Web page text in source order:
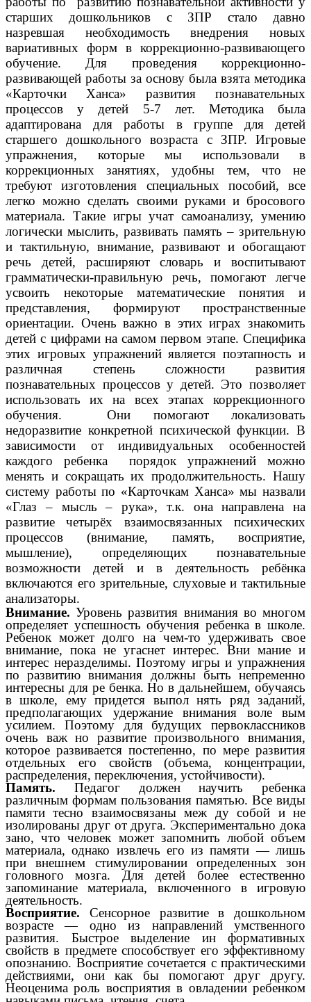
старших дошкольников с ЗПР стало давно
назревшая необходимость внедрения новых
вариативных форм в коррекционно-развивающего
обучение. Для проведения коррекционно-
развивающей работы за основу была взята методика
«Карточки Ханса» развития познавательных
процессов у детей 5-7 лет. Методика была
адаптирована для работы в группе для детей
старшего дошкольного возраста с ЗПР. Игровые
упражнения, которые мы использовали в
коррекционных занятиях, удобны тем, что не
требуют изготовления специальных пособий, все
легко можно сделать своими руками и бросового
материала. Такие игры учат самоанализу, умению
логически мыслить, развивать память – зрительную
и тактильную, внимание, развивают и обогащают
речь детей, расширяют словарь и воспитывают
грамматически-правильную речь, помогают легче
усвоить некоторые математические понятия и
представления, формируют пространственные
ориентации. Очень важно в этих играх знакомить
детей с цифрами на самом первом этапе. Специфика
этих игровых упражнений является поэтапность и
различная степень сложности развития
познавательных процессов у детей. Это позволяет
использовать их на всех этапах коррекционного
обучения. Они помогают локализовать
недоразвитие конкретной психической функции. В
зависимости от индивидуальных особенностей
каждого ребенка порядок упражнений можно
менять и сокращать их продолжительность. Нашу
систему работы по «Карточкам Ханса» мы назвали
«Глаз – мысль – рука», т.к. она направлена на
развитие четырёх взаимосвязанных психических
процессов (внимание, память, восприятие,
мышление), определяющих познавательные
возможности детей и в деятельность ребёнка
включаются его зрительные, слуховые и тактильные
анализаторы.
Внимание.Уровень развития внимания во многом
определяет успешность обучения ребенка в школе.
Ребенок может долго на чем-то удерживать свое
внимание, пока не угаснет интерес. Вни мание и
интерес неразделимы. Поэтому игры и упражнения
по развитию внимания должны быть непременно
интересны для ре бенка. Но в дальнейшем, обучаясь
в школе, ему придется выпол нять ряд заданий,
предполагающих удержание внимания воле вым
усилием. Поэтому для будущих первоклассников
очень важ но развитие произвольного внимания,
которое развивается постепенно, по мере развития
отдельных его свойств (объема, концентрации,
распределения, переключения, устойчивости).
Память. Педагог должен научить ребенка
различным формам пользования памятью. Все виды
памяти тесно взаимосвязаны меж ду собой и не
изолированы друг от друга. Экспериментально дока
зано, что человек может запомнить любой объем
материала, однако извлечь его из памяти — лишь
при внешнем стимулировании определенных зон
головного мозга. Для детей более естественно
запоминание материала, включенного в игровую
деятельность.
Восприятие. Сенсорное развитие в дошкольном
возрасте — одно из направлений умственного
развития. Быстрое выделение ин формативных
свойств в предмете способствует его эффективному
опознанию. Восприятие сочетается с практическими
действиями, они как бы помогают друг другу.
Неоценима роль восприятия в овладении ребенком